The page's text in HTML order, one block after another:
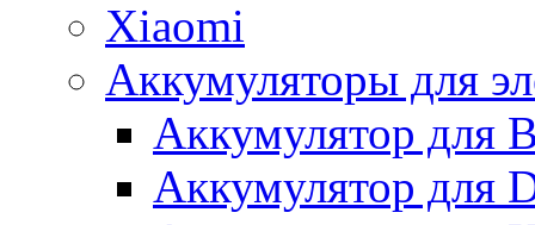
Xiaomi
Аккумуляторы для
Аккумулятор для
Аккумулятор для